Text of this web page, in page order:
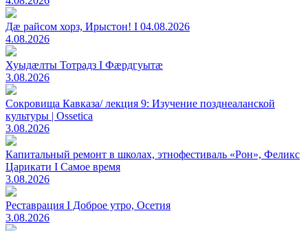
Дæ райсом хорз, Ирыстон! I 04.08.2026
4.08.2026
Хуыдæлты Тотрадз I Фæрдгуытæ
3.08.2026
Сокровища Кавказа/ лекция 9: Изучение позднеаланской
культуры | Ossetica
3.08.2026
Капитальный ремонт в школах, этнофестиваль «Рон», Феликс
Царикати I Самое время
3.08.2026
Реставрация I Доброе утро, Осетия
3.08.2026